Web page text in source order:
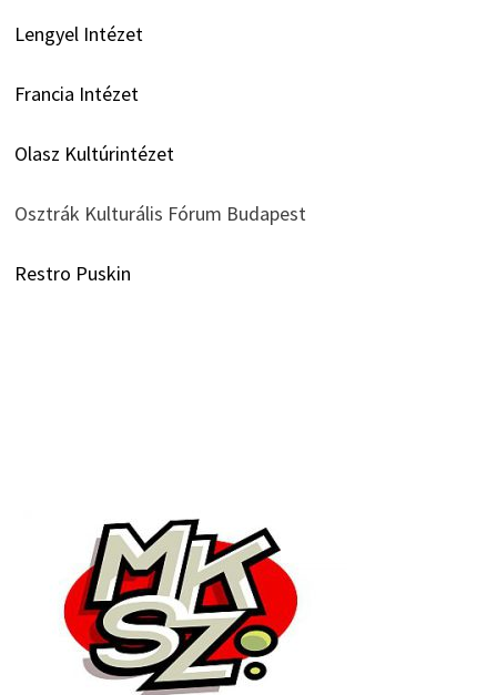
Lengyel Intézet
Francia Intézet
Olasz Kultúrintézet
Osztrák Kulturális Fórum Budapest
Restro Puskin